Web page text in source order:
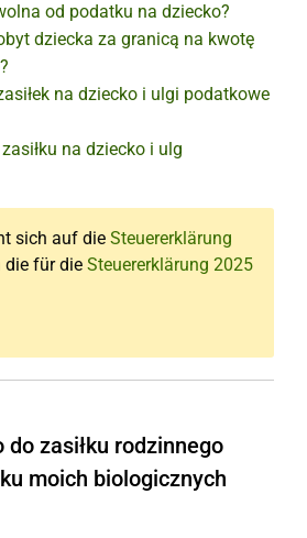
od podatku na dziecko?
dziecka za granicą na kwotę
na dziecko i ulgi podatkowe
na dziecko i ulg
sich auf die Steuererklärung
die für die Steuererklärung 2025
do zasiłku rodzinnego
moich biologicznych